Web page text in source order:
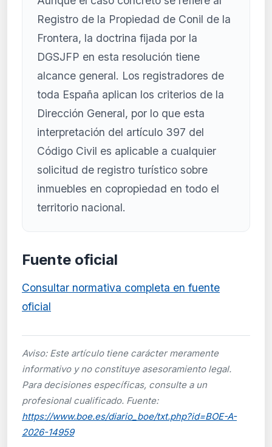
Registro de la Propiedad de Conil de la
Frontera, la doctrina fijada por la
DGSJFP en esta resolución tiene
alcance general. Los registradores de
toda España aplican los criterios de la
Dirección General, por lo que esta
interpretación del artículo 397 del
Código Civil es aplicable a cualquier
solicitud de registro turístico sobre
inmuebles en copropiedad en todo el
territorio nacional.
Fuente oficial
Consultar normativa completa en fuente
oficial
Aviso: Este artículo tiene carácter meramente
informativo y no constituye asesoramiento legal.
Para decisiones específicas, consulte a un
profesional cualificado. Fuente:
https://www.boe.es/diario_boe/txt.php?id=BOE-A-
2026-14959